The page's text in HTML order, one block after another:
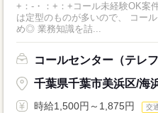
+：-・：+：+コール未経験OK案件・：+：-
は定型のものが多いので、 コー
め◎ 業務知識を詰...
コールセンター（テレ
千葉県千葉市美浜区/海
時給1,500円～1,875円 交